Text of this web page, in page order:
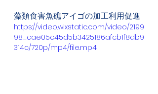
藻類食害魚礁アイゴの加工利用促進
https://video.wixstatic.com/video/2199
98_cae05c45d5b3425186afcb1f8db9
314c/720p/mp4/file.mp4